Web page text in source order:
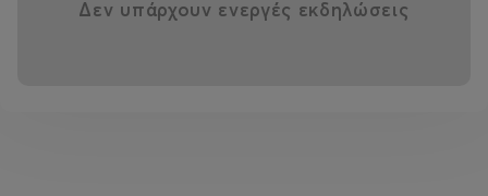
Δεν υπάρχουν ενεργές εκδηλώσεις